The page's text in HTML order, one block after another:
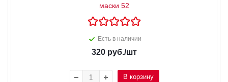
маски 52
Есть в наличии
320 руб./шт
В корзину